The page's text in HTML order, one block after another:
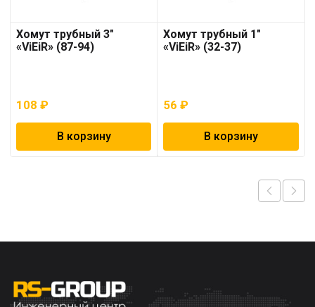
Хомут трубный 3″
«ViEiR» (87-94)
108 ₽
В корзину
Хомут трубный 1″
«ViEiR» (32-37)
56₽
В корзину